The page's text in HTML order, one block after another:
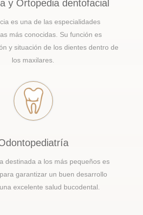
y Ortopedia dentofacial
es una de las especialidades
más conocidas. Su función es
y situación de los dientes dentro de
los maxilares.
destinada a los más pequeños es
garantizar un buen desarrollo
excelente salud bucodental.